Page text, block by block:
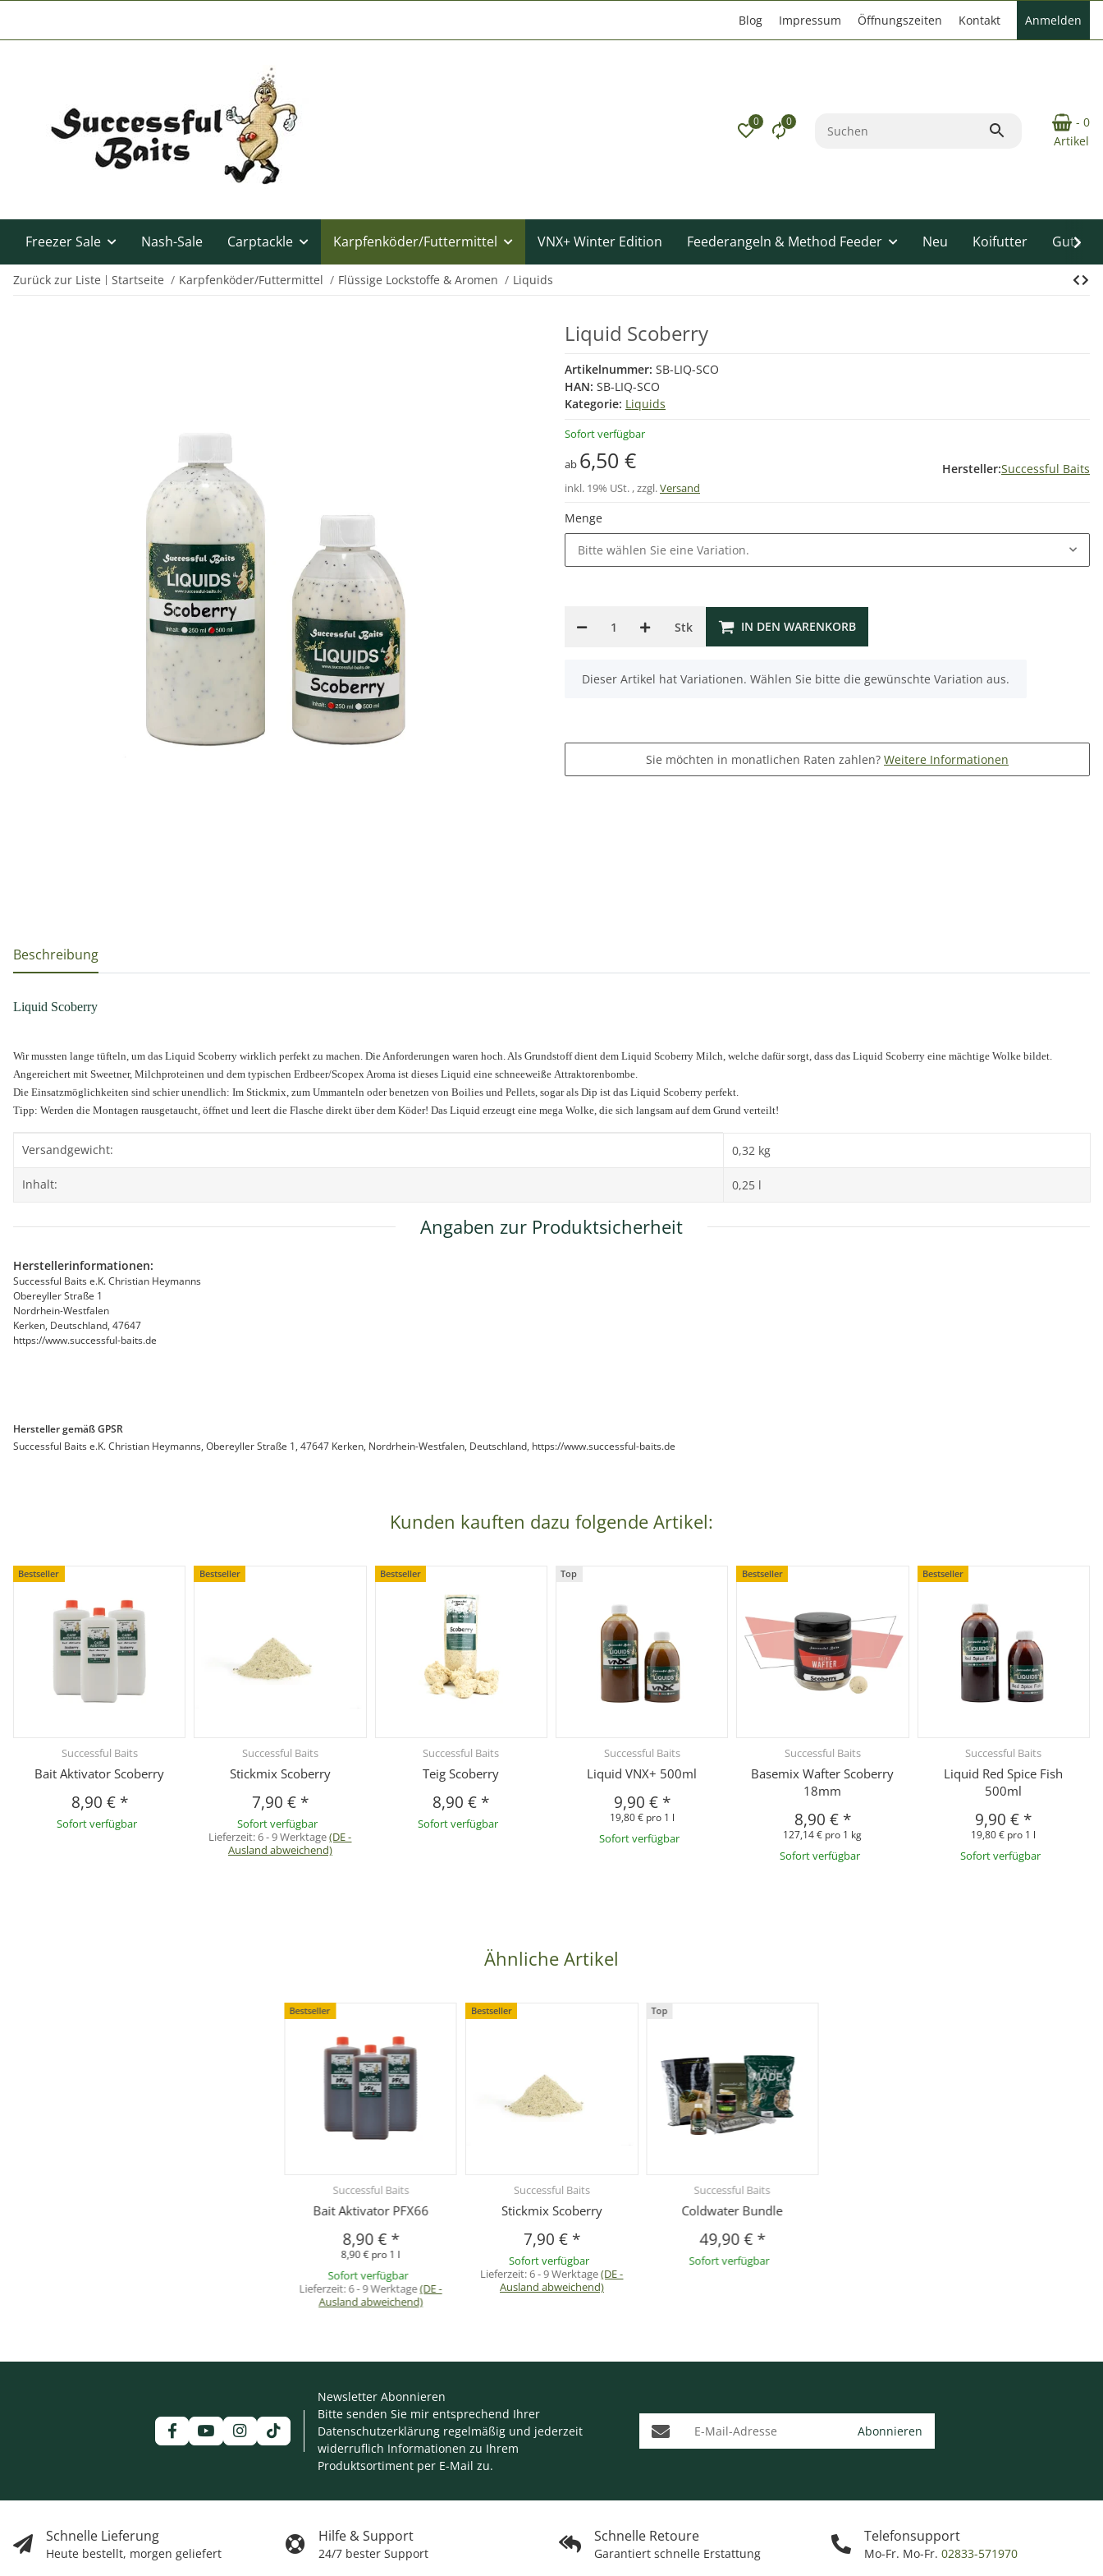
Blog Impressum Öffnungszeiten Kontakt Anmelden
0 0
- 0
Artikel
Freezer Sale Nash-Sale Carptackle Karpfenköder/Futtermittel VNX+ Winter Edition Feederangeln & Method Feeder Neu Koifutter
Zurück zur Liste Startseite Karpfenköder/Futtermittel Flüssige Lockstoffe & Aromen Liquids
Liquid Scoberry
Artikelnummer: SB-LIQ-SCO
HAN: SB-LIQ-SCO
Kategorie: Liquids
Sofort verfügbar
ab 6,50 €
inkl. 19% USt. , zzgl.Versand
Hersteller:Successful Baits
Menge
Bitte wählen Sie eine Variation.
Stk IN DEN WARENKORB
x
Dieser Artikel hat Variationen. Wählen Sie bitte die gewünschte Variation aus.
Sie möchten in monatlichen Raten zahlen? Weitere Informationen
weitere Registerkarten anzeigen
Beschreibung
Liquid Scoberry
Wir mussten lange tüfteln, um das Liquid Scoberry wirklich perfekt zu machen. Die Anforderungen waren hoch. Als Grundstoff dient dem Liquid Scoberry Milch, welche dafür sorgt, dass das Liquid Scoberry eine mächtige Wolke bildet.
Angereichert mit Sweetner, Milchproteinen und dem typischen Erdbeer/Scopex Aroma ist dieses Liquid eine schneeweiße Attraktorenbombe.
Die Einsatzmöglichkeiten sind schier unendlich: Im Stickmix, zum Ummanteln oder benetzen von Boilies und Pellets, sogar als Dip ist das Liquid Scoberry perfekt.
Tipp: Werden die Montagen rausgetaucht, öffnet und leert die Flasche direkt über dem Köder! Das Liquid erzeugt eine mega Wolke, die sich langsam auf dem Grund verteilt!
Produkteigenschaft
Wert
Versandgewicht: 0,32 kg
Inhalt: 0,25 l
Angaben zur Produktsicherheit
Herstellerinformationen:
Successful Baits e.K. Christian Heymanns
Obereyller Straße 1
Nordrhein-Westfalen
Kerken, Deutschland, 47647
https://www.successful-baits.de
Hersteller gemäß GPSR
Successful Baits e.K. Christian Heymanns, Obereyller Straße 1, 47647 Kerken, Nordrhein-Westfalen, Deutschland, https://www.successful-baits.de
Kunden kauften dazu folgende Artikel:
Bestseller
Successful Baits
Bait Aktivator Scoberry
8,90 € *
Sofort verfügbar
Bestseller
Successful Baits
Stickmix Scoberry
7,90 € *
Sofort verfügbar
Lieferzeit:6 - 9 Werktage(DE -
Ausland abweichend)
Bestseller
Successful Baits
Teig Scoberry
8,90 € *
Sofort verfügbar
Top
Successful Baits
Liquid VNX+ 500ml
9,90 € *
19,80 € pro 1 l
Sofort verfügbar
Bestseller
Successful Baits
Basemix Wafter Scoberry
18mm
8,90 € *
127,14 € pro 1 kg
Sofort verfügbar
Bestseller
Successful Baits
Liquid Red Spice Fish
500ml
9,90 € *
19,80 € pro 1 l
Sofort verfügbar
Ähnliche Artikel
Bestseller
Successful Baits
Bait Aktivator PFX66
8,90 €*
8,90 € pro 1 l
Sofort verfügbar
Lieferzeit:6 - 9 Werktage(DE -
Ausland abweichend)
Bestseller
Successful Baits
Stickmix Scoberry
7,90 € *
Sofort verfügbar
Lieferzeit:6 - 9 Werktage(DE -
Ausland abweichend)
Top
Successful Baits
Coldwater Bundle
49,90 €*
Sofort verfügbar
Schnelle Lieferung
Heute bestellt, morgen geliefert
Hilfe & Support
24/7 bester Support
Schnelle Retoure
Garantiert schnelle Erstattung
Telefonsupport
Mo-Fr. Mo-Fr. 02833-571970
Newsletter Abonnieren
Bitte senden Sie mir entsprechend Ihrer
Datenschutzerklärung regelmäßig und jederzeit
widerruflich Informationen zu Ihrem
Produktsortiment per E-Mail zu.
E-Mail-Adresse Abonnieren